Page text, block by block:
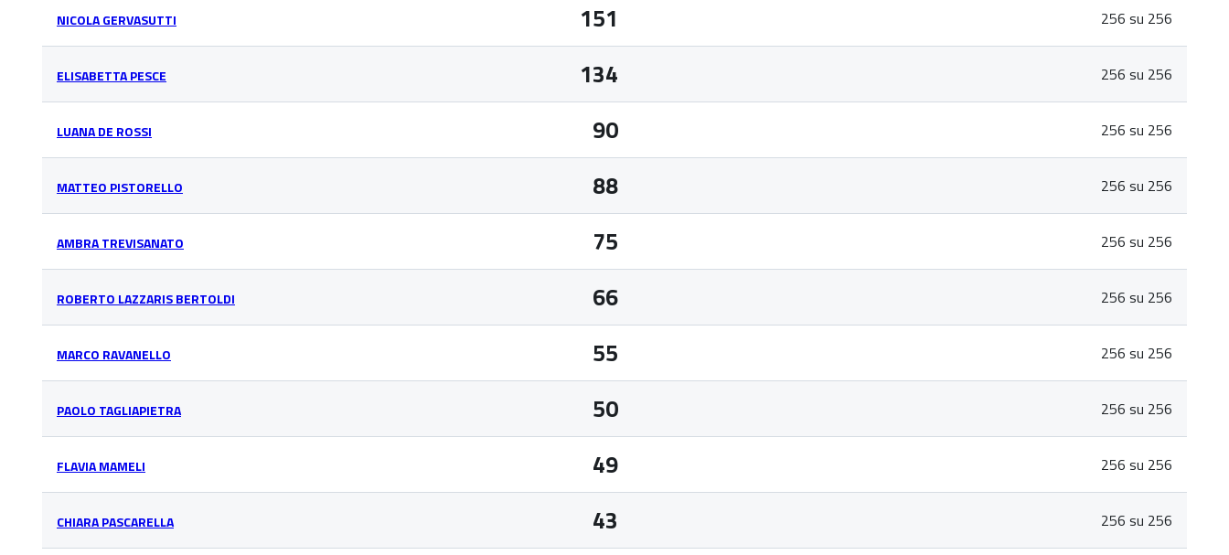
NICOLA GERVASUTTI 151 256 su 256
ELISABETTA PESCE 134 256 su 256
LUANA DE ROSSI 90 256 su 256
MATTEO PISTORELLO 88 256 su 256
AMBRA TREVISANATO 75 256 su 256
ROBERTO LAZZARIS BERTOLDI 66 256 su 256
MARCO RAVANELLO 55 256 su 256
PAOLO TAGLIAPIETRA 50 256 su 256
FLAVIA MAMELI 49 256 su 256
CHIARA PASCARELLA 43 256 su 256